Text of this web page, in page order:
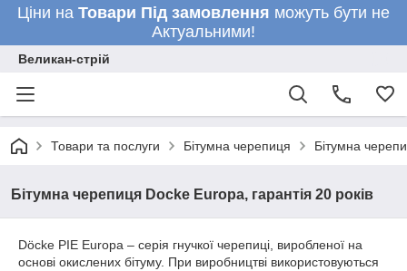
Ціни на Товари Під замовлення можуть бути не
Актуальними!
Великан-стрій
Товари та послуги Бітумна черепиця Бітумна
Бітумна черепиця Docke Europa, гарантія 20 років
Döcke PIE Europa – серія гнучкої черепиці, виробленої на
основі окислених бітуму. При виробництві використовуються